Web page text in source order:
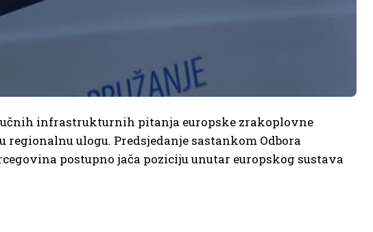
infrastrukturnih pitanja europske zrakoplovne
regionalnu ulogu. Predsjedanje sastankom Odbora
postupno jača poziciju unutar europskog sustava